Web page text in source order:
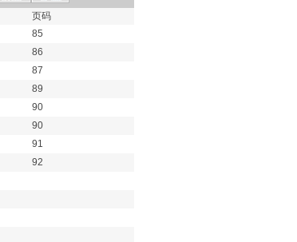
页码
85
86
87
89
90
90
91
92